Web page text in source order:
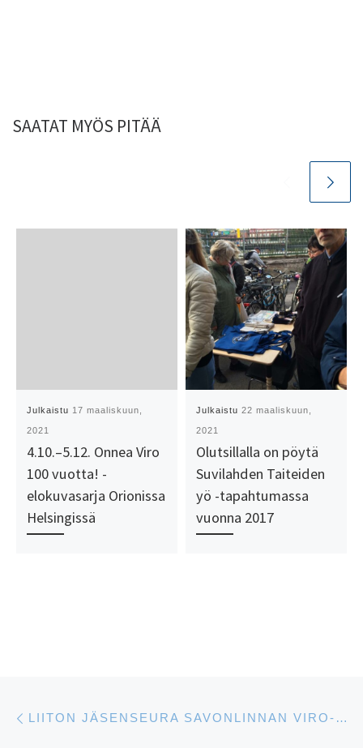
SAATAT MYÖS PITÄÄ
Julkaistu 17 maaliskuun,
2021
4.10.–5.12. Onnea Viro
100 vuotta! -
elokuvasarja Orionissa
Helsingissä
Julkaistu22 maaliskuun,
2021
Olutsillalla on pöytä
Suvilahden Taiteiden
yö -tapahtumassa
vuonna 2017
Artikkelien navigointi LIITON JÄSENSEURA SAVONLINNAN VIRO-YHDISTYS PERUSTETAAN